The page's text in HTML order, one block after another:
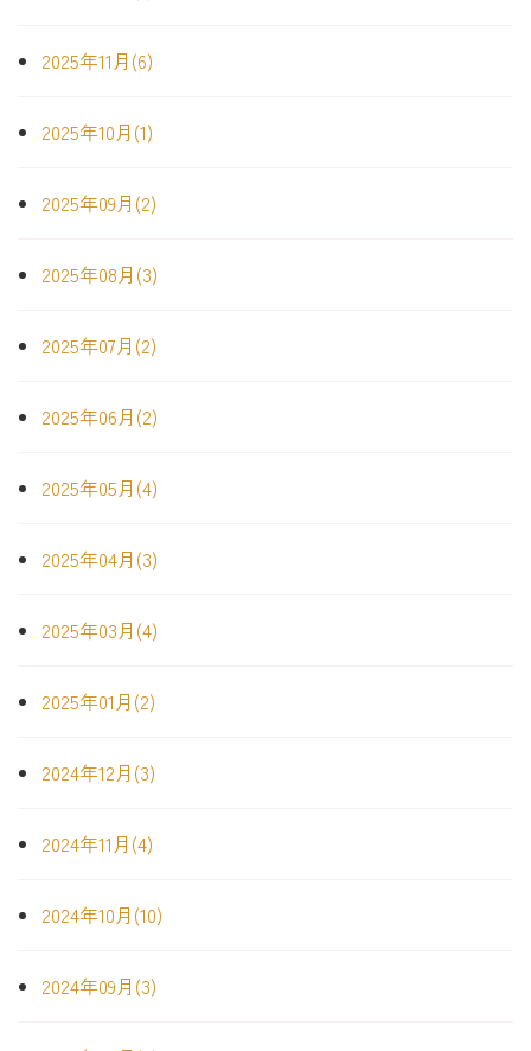
2025年11月(6)
2025年10月(1)
2025年09月(2)
2025年08月(3)
2025年07月(2)
2025年06月(2)
2025年05月(4)
2025年04月(3)
2025年03月(4)
2025年01月(2)
2024年12月(3)
2024年11月(4)
2024年10月(10)
2024年09月(3)